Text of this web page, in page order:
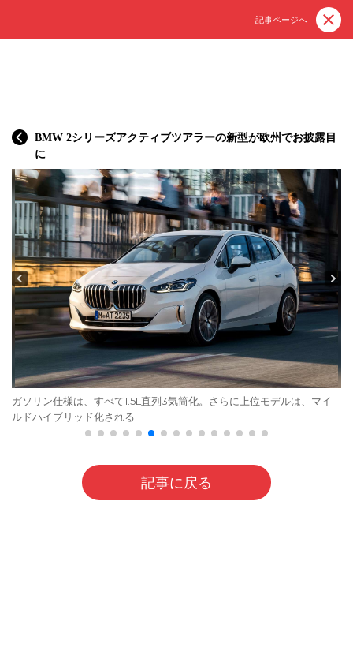
記事ページへ
BMW 2シリーズアクティブツアラーの新型が欧州でお披露目
に
ガソリン仕様は、すべて1.5L直列3気筒化。さらに上位モデルは、マイ
ルドハイブリッド化される
記事に戻る